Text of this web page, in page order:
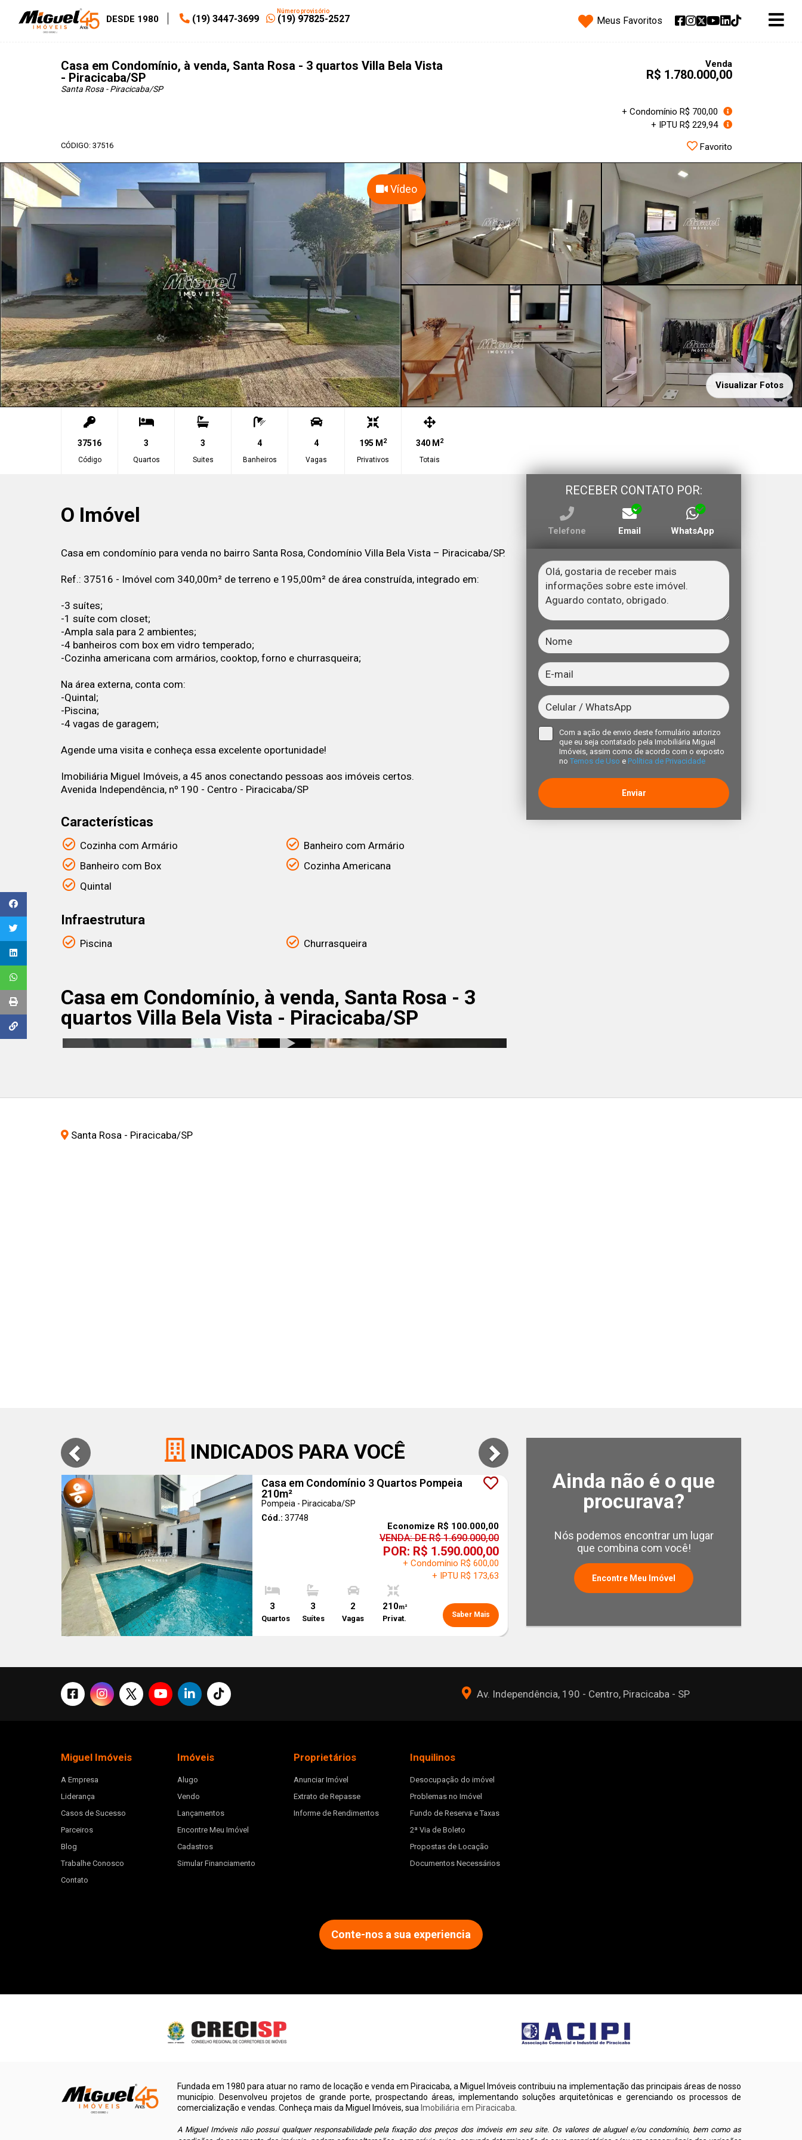
DESDE 1980 (19) 3447-3699 (19) 97825-2527
Número provisório
Meus Favoritos
Casa em Condomínio, à venda, Santa Rosa - 3 quartos Villa Bela Vista
- Piracicaba/SP
Santa Rosa - Piracicaba/SP
Venda
R$ 1.780.000,00
+ Condomínio R$ 700,00
+ IPTU R$ 229,94
CÓDIGO: 37516 Favorito
Visualizar Fotos
Vídeo
37516
Código
3
Quartos
3
Suites
4
Banheiros
4
Vagas
195 M 2
Privativos
340 M 2
Totais
O Imóvel
Casa em condomínio para venda no bairro Santa Rosa, Condomínio Villa Bela Vista – Piracicaba/SP.
Ref.: 37516 - Imóvel com 340,00m² de terreno e 195,00m² de área construída, integrado em:
-3 suítes;
-1 suíte com closet;
-Ampla sala para 2 ambientes;
-4 banheiros com box em vidro temperado;
-Cozinha americana com armários, cooktop, forno e churrasqueira;
Na área externa, conta com:
-Quintal;
-Piscina;
-4 vagas de garagem;
Agende uma visita e conheça essa excelente oportunidade!
Imobiliária Miguel Imóveis, a 45 anos conectando pessoas aos imóveis certos.
Avenida Independência, nº 190 - Centro - Piracicaba/SP
Características
Cozinha com Armário
Banheiro com Armário
Banheiro com Box
Cozinha Americana
Quintal
Infraestrutura
Piscina Churrasqueira
Casa em Condomínio, à venda, Santa Rosa - 3
quartos Villa Bela Vista - Piracicaba/SP
Santa Rosa - Piracicaba/SP
RECEBER CONTATO POR:
Telefone Email WhatsApp
Com a ação de envio deste formulário autorizo
que eu seja contatado pela Imobiliária Miguel
Imóveis, assim como de acordo com o exposto
no Temos de Uso e Política de Privacidade
Enviar
INDICADOS PARA VOCÊ
Casa em Condomínio 3 Quartos Pompeia
210m²
Pompeia - Piracicaba/SP
Cód.: 37748
3
Quartos
3
Suítes
2
Vagas
210m²
Privat.
Economize R$ 100.000,00
VENDA: DE R$ 1.690.000,00
POR: R$ 1.590.000,00
+ Condomínio R$ 600,00
+ IPTU R$ 173,63
Saber Mais
Casa em
Ainda não é o que
procurava?
Nós podemos encontrar um lugar
que combina com você!
Encontre Meu Imóvel
Av. Independência, 190 - Centro, Piracicaba - SP
Miguel Imóveis
A Empresa
Liderança
Casos de Sucesso
Parceiros
Blog
Trabalhe Conosco
Contato
Imóveis
Alugo
Vendo
Lançamentos
Encontre Meu Imóvel
Cadastros
Simular Financiamento
Proprietários
Anunciar Imóvel
Extrato de Repasse
Informe de Rendimentos
Inquilinos
Desocupação do imóvel
Problemas no Imóvel
Fundo de Reserva e Taxas
2ª Via de Boleto
Propostas de Locação
Documentos Necessários
Conte-nos a sua experiencia
Fundada em 1980 para atuar no ramo de locação e venda em Piracicaba, a Miguel Imóveis contribuiu na implementação das principais áreas de nosso
município. Desenvolveu projetos de grande porte, prospectando áreas, implementando soluções arquitetônicas e gerenciando os processos de
comercialização e vendas. Conheça mais da Miguel Imóveis, sua Imobiliária em Piracicaba
A Miguel Imóveis não possui qualquer responsabilidade pela fixação dos preços dos imóveis em seu site. Os valores de aluguel e/ou condomínio, bem como as